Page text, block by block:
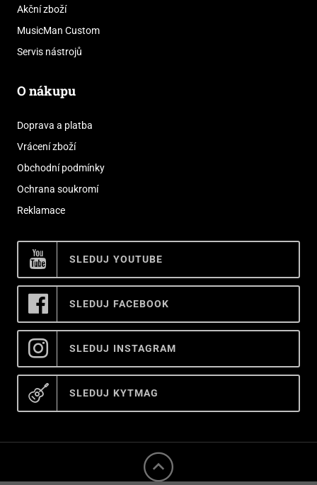
Akční zboží
MusicMan Custom
Servis nástrojů
O nákupu
Doprava a platba
Vrácení zboží
Obchodní podmínky
Ochrana soukromí
Reklamace
SLEDUJ YOUTUBE
SLEDUJ FACEBOOK
SLEDUJ INSTAGRAM
SLEDUJ KYTMAG